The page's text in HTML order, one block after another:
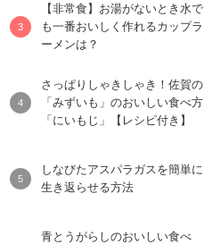
【非常食】お湯がないとき水で
も一番おいしく作れるカップラ
ーメンは？
さっぱりしゃきしゃき！佐賀の
「みずいも」のおいしい食べ方
「にいもじ」【レシピ付き】
しなびたアスパラガスを簡単に
生き返らせる方法
青とうがらしのおいしい食べ